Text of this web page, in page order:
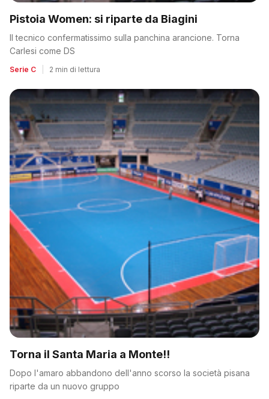
Pistoia Women: si riparte da Biagini
Il tecnico confermatissimo sulla panchina arancione. Torna
Carlesi come DS
Serie C 2 min di lettura
Torna il Santa Maria a Monte!!
Dopo l'amaro abbandono dell'anno scorso la società pisana
riparte da un nuovo gruppo